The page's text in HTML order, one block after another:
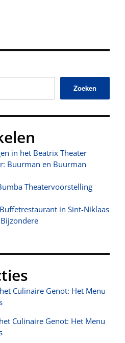
Zoeken
in het Beatrix Theater
Buurman en Buurman
Theatervoorstelling
in Sint-Niklaas
Culinaire Genot: Het Menu
Culinaire Genot: Het Menu